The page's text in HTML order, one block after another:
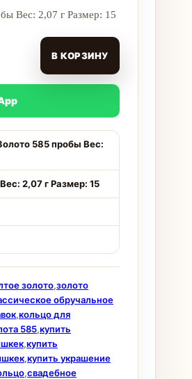
Вес: 2,07 г Размер: 15
В КОРЗИНУ
585 пробы Вес:
2,07 г Размер: 15
золото,золото
обручальное
,кольцо для
585,купить
,купить
,купить украшение
,свадебное